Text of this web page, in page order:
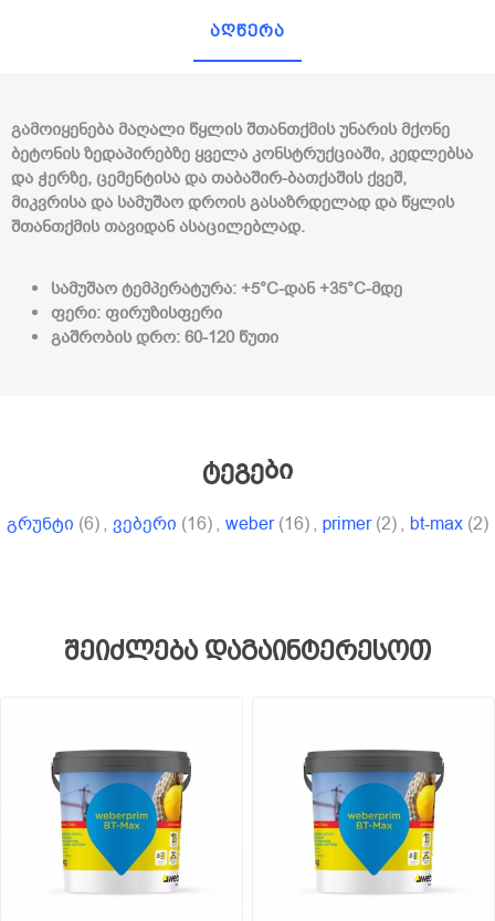
აღწერა
გამოიყენება მაღალი წყლის შთანთქმის უნარის მქონე
ბეტონის ზედაპირებზე ყველა კონსტრუქციაში, კედლებსა
და ჭერზე, ცემენტისა და თაბაშირ-ბათქაშის ქვეშ,
მიკვრისა და სამუშაო დროის გასაზრდელად და წყლის
შთანთქმის თავიდან ასაცილებლად.
სამუშაო ტემპერატურა: +5°C-დან +35°C-მდე
ფერი: ფირუზისფერი
გაშრობის დრო: 60-120 წუთი
ტეგები
გრუნტი (6), ვებერი (16), weber (16), primer (2), bt-max (2)
შეიძლება დაგაინტერესოთ